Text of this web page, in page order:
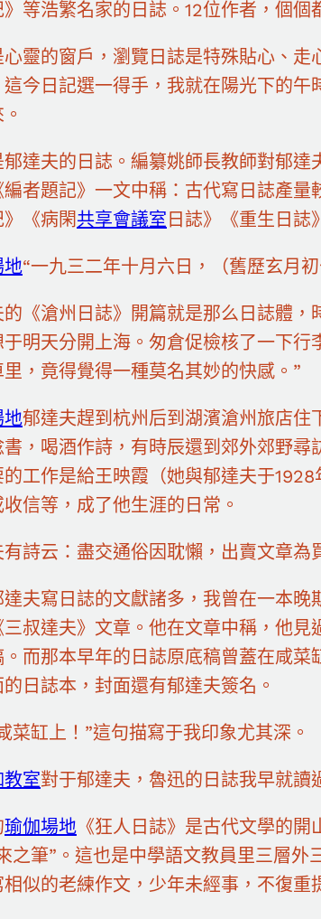
等浩繁名家的日誌。12位作者，個個
心靈的窗戶，瀏覽日誌是特殊貼心、
今日記選一得手，我就在陽光下的
郁達夫的日誌。編纂姚師長教師對郁
者題記》一文中稱：古代寫日誌產
》《病閑共享會議室 日誌》《重生日誌
地“一九三二年十月六日，（舊歷玄月
《滄州日誌》開篇就是那么日誌體，
于明天分開上海。匆倉促檢核了一下
，竟得覺得一種莫名其妙的快感。”
地郁達夫趕到杭州后到湖濱滄州旅店
，喝酒作詩，有時辰還到郊外郊野尋
的工作是給王映霞（她與郁達夫于
信等，成了他生涯的日常。
詩云：盡交通俗因耽懶，出賣文章為
達夫寫日誌的文獻諸多，我曾在一本
叔達夫》文章。他在文章中稱，他
而那本早年的日誌原底稿曾蓋在咸
日誌本，封面還有郁達夫簽名。
菜缸上！”這句描寫于我印象尤其深。
室對于郁達夫，魯迅的日誌我早就讀
瑜伽場地 《狂人日誌》是古代文學的開
之筆”。這也是中學語文教員里三層外
似的老練作文，少年未經事，不復重